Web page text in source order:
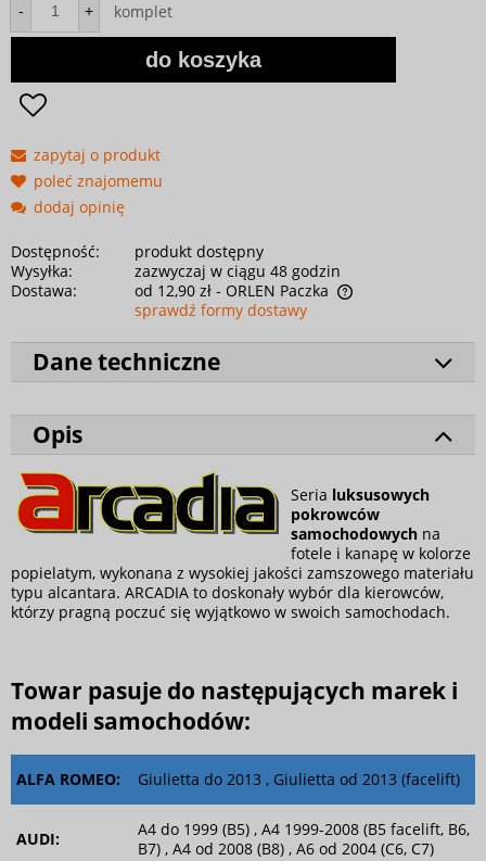
- + komplet
do koszyka
zapytaj o produkt
poleć znajomemu
dodaj opinię
Dostępność:
produkt dostępny
Wysyłka:
zazwyczaj w ciągu 48 godzin
Dostawa:
od 12,90 zł - ORLEN Paczka
sprawdź formy dostawy
Dane techniczne
Opis
Seria luksusowych
pokrowców
samochodowych na
fotele i kanapę w kolorze
popielatym, wykonana z wysokiej jakości zamszowego materiału
typu alcantara. ARCADIA to doskonały wybór dla kierowców,
którzy pragną poczuć się wyjątkowo w swoich samochodach.
Towar pasuje do następujących marek i
modeli samochodów:
ALFA ROMEO: Giulietta do 2013 , Giulietta od 2013 (facelift)
AUDI:
A4 do 1999 (B5) , A4 1999-2008 (B5 facelift, B6,
B7) , A4 od 2008 (B8) , A6 od 2004 (C6, C7)